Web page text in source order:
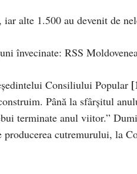
alte 1.500 au devenit de
învecinate: RSS
Consiliului Popular
Până la sfârşitul
terminate anul viitor.”
cutremurului, la